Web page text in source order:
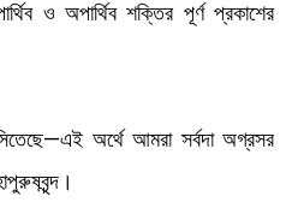
ও অপার্থিব শক্তির পূর্ণ প্রকাশের
অর্থে আমরা সর্বদা অগ্রসর